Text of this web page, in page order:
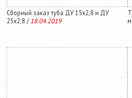
Сборный заказ туба ДУ 15х2,8 и ДУ
25х2,8 / 18.04.2019